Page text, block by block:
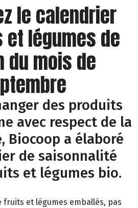
le calendrier
légumes de
du mois de
des produits
avec respect de la
Biocoop a élaboré
de saisonnalité
et légumes bio.
fruits et légumes emballés, pas